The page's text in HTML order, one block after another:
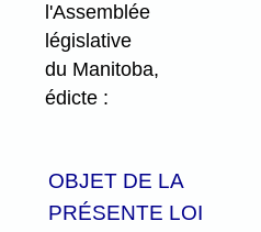
l'Assemblée
législative
du Manitoba,
édicte :
OBJET DE LA
PRÉSENTE LOI